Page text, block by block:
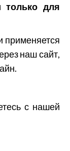
только для
применяется
наш сайт,
с нашей